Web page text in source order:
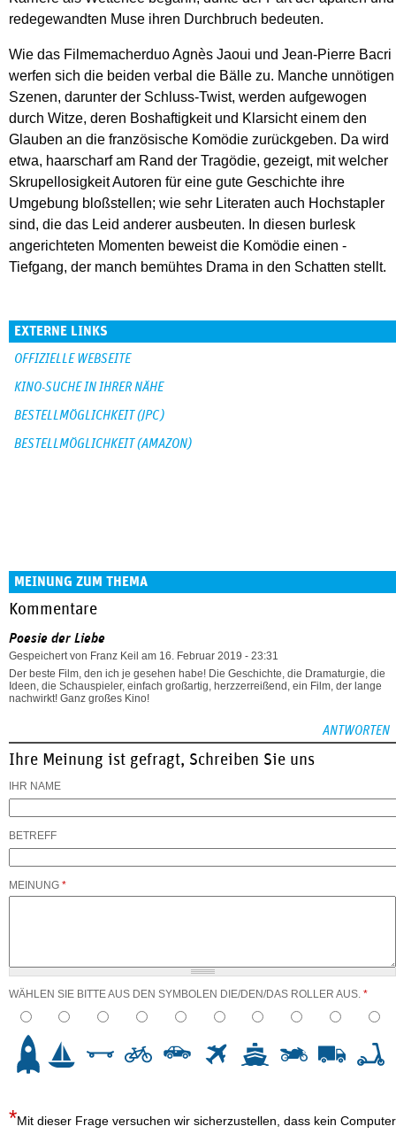
redegewandten Muse ihren Durchbruch bedeuten.
Wie das Filmemacherduo Agnès Jaoui und Jean-Pierre Bacri
werfen sich die beiden verbal die Bälle zu. Manche unnötigen
Szenen, darunter der Schluss-Twist, werden aufgewogen
durch Witze, deren Boshaftigkeit und Klarsicht einem den
Glauben an die französische Komödie zurückgeben. Da wird
etwa, haarscharf am Rand der Tragödie, gezeigt, mit welcher
Skrupellosigkeit Autoren für eine gute Geschichte ihre
Umgebung bloßstellen; wie sehr Literaten auch Hochstapler
sind, die das Leid anderer ausbeuten. In diesen burlesk
angerichteten Momenten beweist die Komödie einen ­
Tiefgang, der manch bemühtes Drama in den Schatten stellt.
EXTERNE LINKS
OFFIZIELLE WEBSEITE
KINO-SUCHE IN IHRER NÄHE
BESTELLMÖGLICHKEIT (JPC)
BESTELLMÖGLICHKEIT (AMAZON)
MEINUNG ZUM THEMA
Kommentare
Poesie der Liebe
Gespeichert von Franz Keil am 16. Februar 2019 - 23:31
Der beste Film, den ich je gesehen habe! Die Geschichte, die Dramaturgie, die
Ideen, die Schauspieler, einfach großartig, herzzerreißend, ein Film, der lange
nachwirkt! Ganz großes Kino!
ANTWORTEN
Ihre Meinung ist gefragt, Schreiben Sie uns
IHR NAME
BETREFF
MEINUNG *
WÄHLEN SIE BITTE AUS DEN SYMBOLEN DIE/DEN/DAS ROLLER AUS. *
Mit dieser Frage versuchen wir sicherzustellen, dass kein Computer